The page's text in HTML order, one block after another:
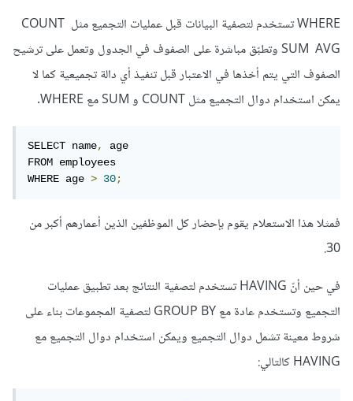
WHERE ت
ستخدم لتصفية البيانات قبل عمليات التجميع مثل COUNT
SUM AVG و تطبّق مباشرة على الصفوف في الجدول وتعمل على ترشيح
الصفوف التي يتم أخذها في الاعتبار قبل تنفيذ أي دالة تجميعية كما لا
يمكن استخدام دوال التجميع مثل COUNT و SUM مع WHERE.
SELECT name,
age
FROM employees
WHERE age > 30;
فمثلا هذا الاستعلام يقوم بإحضار كل الموظفين الذين أعمارهم أكبر من
30.
في حين أنّ HAVING تستخدم لتصفية النتائج بعد تطبيق عمليات
التجميع وتستخدم عادة مع GROUP BY لتصفية المجموعات بناء على
شروط معينة تشمل دوال التجميع ويمكن استخدام دوال التجميع مع
HAVING كالتالي: